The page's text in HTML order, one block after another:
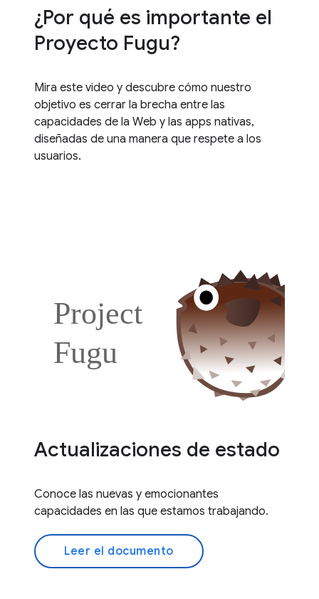
¿Por qué es importante el
Proyecto Fugu?
Mira este video y descubre cómo nuestro
objetivo es cerrar la brecha entre las
capacidades de la Web y las apps nativas,
diseñadas de una manera que respete a los
usuarios.
Actualizaciones de estado
Conoce las nuevas y emocionantes
capacidades en las que estamos trabajando.
Leer el documento